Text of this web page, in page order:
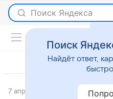
Поиск Яндекса
7 апреля 2025 Светская жизнь
Поиск
Найдёт ответ,